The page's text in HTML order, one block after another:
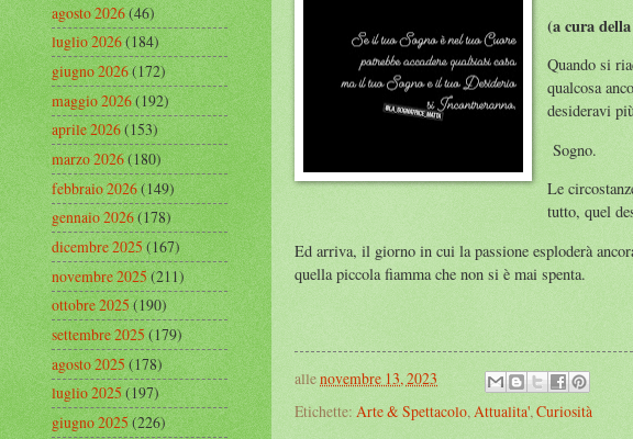
(a cura
Quando si
qualcosa
desideravi
Sogno.
Le
tutto, quel
Ed arriva, il giorno in cui la passione esploderà
quella piccola fiamma che non si è mai spenta.
allenovembre 13, 2023
Etichette: Arte & Spettacolo, Attualita', Curiosità
agosto 2026(46)
luglio 2026(184)
giugno 2026(172)
maggio 2026(192)
aprile 2026(153)
marzo 2026(180)
febbraio 2026(149)
gennaio 2026(178)
dicembre 2025(167)
novembre 2025(211)
ottobre 2025(190)
settembre 2025(179)
agosto 2025(178)
luglio 2025(197)
giugno 2025(226)